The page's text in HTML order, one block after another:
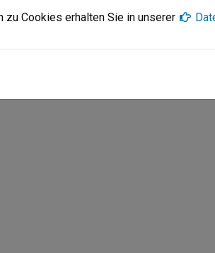
auch im nächsten Jahr halten kann.
Oliver Passolat (2) , Ralf Gräser und
zu Cookies erhalten Sie in unserer